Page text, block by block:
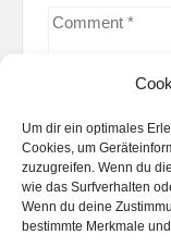
Um dir ein optimales
Cookies, um
zuzugreifen. Wenn du
wie das Surfverhalten
Wenn du deine
bestimmte Merkmale
Comment